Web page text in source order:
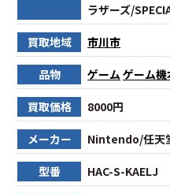
ラザーズ/
買取地域 市川市
品物 ゲーム ゲーム機
買取価格 8000円
メーカー Nintendo/任天
型番 HAC-S-KAELJ